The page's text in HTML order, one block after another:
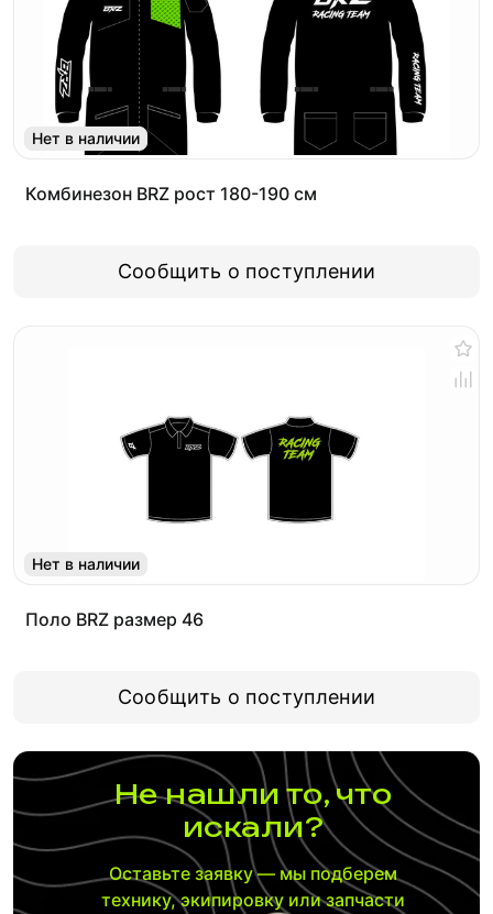
Нет в наличии
Комбинезон BRZ рост 180-190 см
Сообщить о поступлении
Нет в наличии
Поло BRZ размер 46
Сообщить о поступлении
Не нашли то, что
искали?
Оставьте заявку — мы подберем
технику, экипировку или запчасти